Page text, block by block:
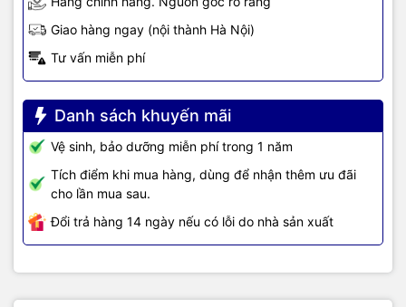
Giao hàng ngay (nội thành Hà Nội)
Tư vấn miễn phí
Danh sách khuyến mãi
Vệ sinh, bảo dưỡng miễn phí trong 1 năm
Tích điểm khi mua hàng, dùng để nhận thêm ưu đãi
cho lần mua sau.
Đổi trả hàng 14 ngày nếu có lỗi do nhà sản xuất